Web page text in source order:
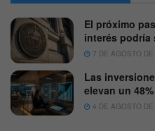
El próximo
interés podría
7 DE AGOSTO
Las
elevan un
4 DE AGOSTO